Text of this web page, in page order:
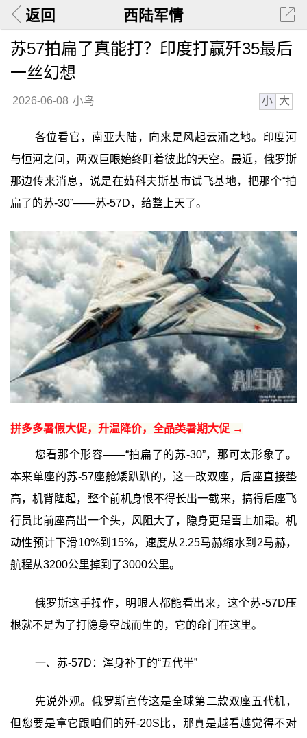
返回 西陆军情
苏57拍扁了真能打？印度打赢歼35最后
一丝幻想
2026-06-08 小鸟 小 大
各位看官，南亚大陆，向来是风起云涌之地。印度河
与恒河之间，两双巨眼始终盯着彼此的天空。最近，俄罗斯
那边传来消息，说是在茹科夫斯基市试飞基地，把那个“拍
扁了的苏-30”——苏-57D，给整上天了。
拼多多暑假大促，升温降价，全品类暑期大促 →
您看那个形容——“拍扁了的苏-30”，那可太形象了。
本来单座的苏-57座舱矮趴趴的，这一改双座，后座直接垫
高，机背隆起，整个前机身恨不得长出一截来，搞得后座飞
行员比前座高出一个头，风阻大了，隐身更是雪上加霜。机
动性预计下滑10%到15%，速度从2.25马赫缩水到2马赫，
航程从3200公里掉到了3000公里。
俄罗斯这手操作，明眼人都能看出来，这个苏-57D压
根就不是为了打隐身空战而生的，它的命门在这里。
一、苏-57D：浑身补丁的“五代半”
先说外观。俄罗斯宣传这是全球第二款双座五代机，
但您要是拿它跟咱们的歼-20S比，那真是越看越觉得不对